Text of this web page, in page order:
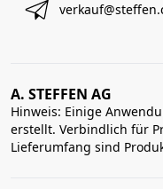
A. STEFFEN AG
Hinweis: Einige
erstellt. Verbindlich für
Lieferumfang sind